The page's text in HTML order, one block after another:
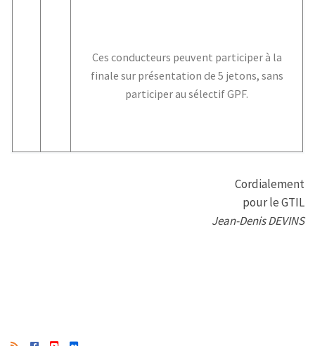
Ces conducteurs peuvent participer à la
finale sur présentation de 5 jetons, sans
participer au sélectif GPF.
Cordialement
pour le GTIL
Jean-Denis DEVINS